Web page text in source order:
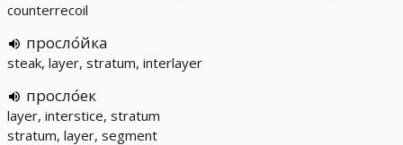
counterrecoil
просло́йка
steak, layer, stratum, interlayer
просло́ек
layer, interstice, stratum
stratum, layer, segment